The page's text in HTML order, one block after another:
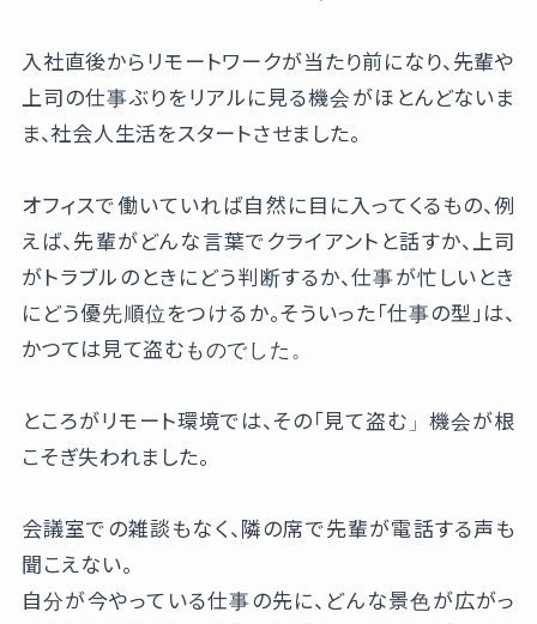
入社直後からリモートワークが当たり前になり、先輩や
上司の仕事ぶりをリアルに見る機会がほとんどないま
ま、社会人生活をスタートさせました。
オフィスで働いていれば自然に目に入ってくるもの、例
えば、先輩がどんな言葉でクライアントと話すか、上司
がトラブルのときにどう判断するか、仕事が忙しいとき
にどう優先順位をつけるか。そういった「仕事の型」は、
かつては見て盗むものでした。
ところがリモート環境では、その「見て盗む」機会が根
こそぎ失われました。
会議室での雑談もなく、隣の席で先輩が電話する声も
聞こえない。
自分が今やっている仕事の先に、どんな景色が広がっ